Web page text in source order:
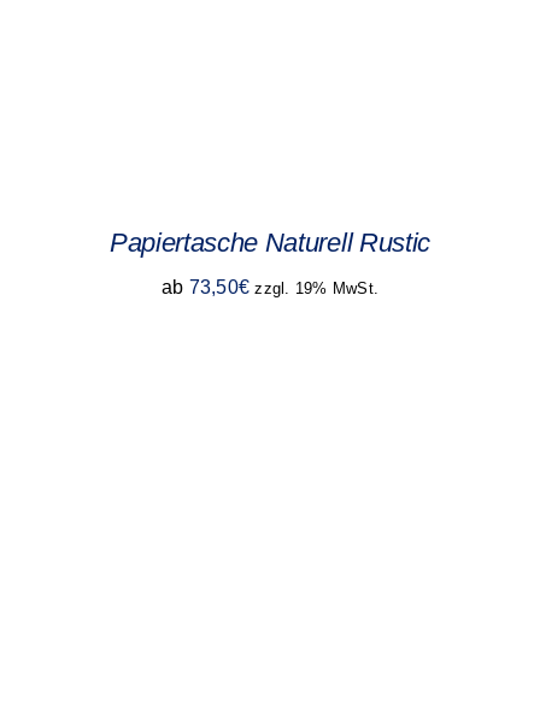
Papiertasche Naturell Rustic
ab 73,50€ zzgl. 19% MwSt.